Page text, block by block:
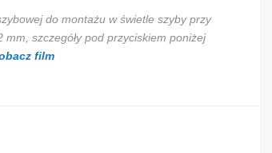
do montażu w świetle szyby przy
szczegóły pod przyciskiem poniżej
film